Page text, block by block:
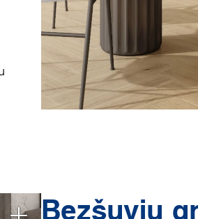
Bezšuvju